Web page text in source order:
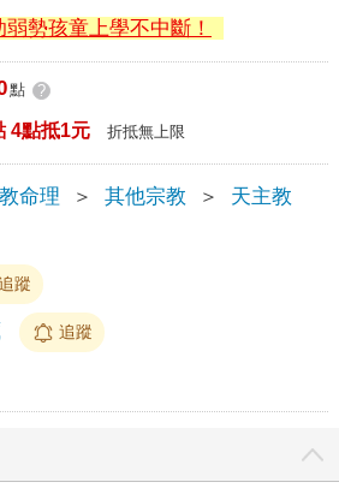
勢孩童上學不中斷！
點 ?
4點抵1元 折抵無上限
命理 ＞ 其他宗教 ＞ 天主教
蹤
追蹤